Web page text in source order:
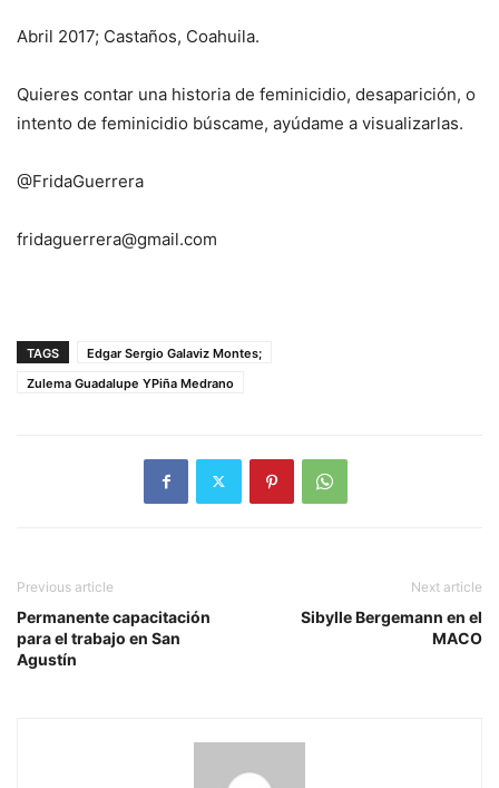
Abril 2017; Castaños, Coahuila.
Quieres contar una historia de feminicidio, desaparición, o
intento de feminicidio búscame, ayúdame a visualizarlas.
@FridaGuerrera
fridaguerrera@gmail.com
TAGS
Edgar Sergio Galaviz Montes;
Zulema Guadalupe YPiña Medrano
Previous article
Permanente capacitación
para el trabajo en San
Agustín
Next article
Sibylle Bergemann en el
MACO